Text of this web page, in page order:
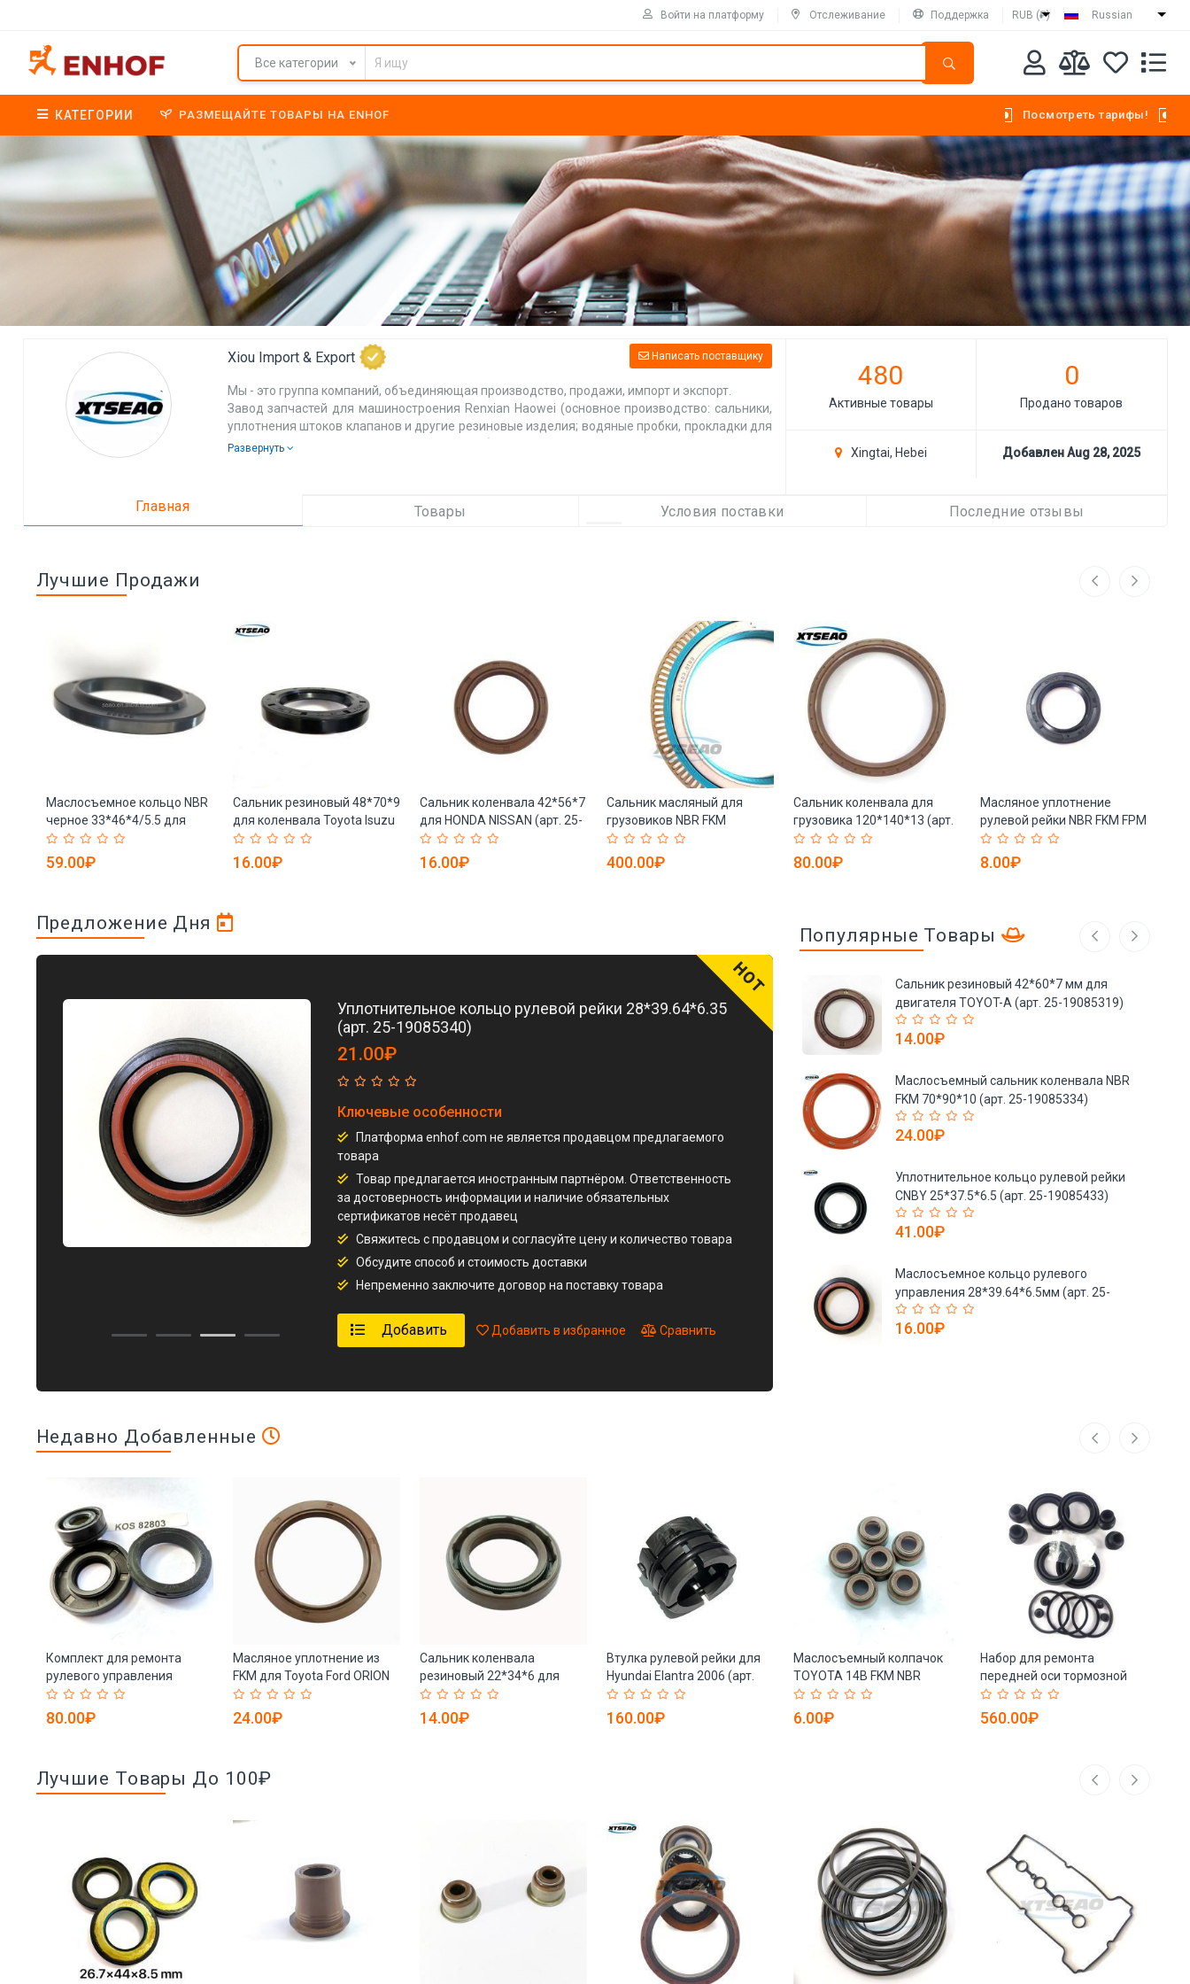
Войти на платформу Отслеживание Поддержка RUB (₽) Russian
Все категории
КАТЕГОРИИ РАЗМЕЩАЙТЕ ТОВАРЫ НА ENHOF Посмотреть тарифы!
Xiou Import & Export Написать поставщику
Мы - это группа компаний, объединяющая производство, продажи, импорт и экспорт.
Завод запчастей для машиностроения Renxian Haowei (основное производство: сальники,
уплотнения штоков клапанов и другие резиновые изделия; водяные пробки, прокладки для
штамповки и другие сопутствующие товары);
Завод автозапчастей Qinghe Lee (в основном производят авто фильтры).
Развернуть
480
Активные товары
0
Продано товаров
Xingtai, Hebei Добавлен Aug 28, 2025
Главная Товары Условия поставки Последние отзывы
Лучшие Продажи
Маслосъемное кольцо NBR
черное 33*46*4/5.5 для
Bronco 1967-1996 (арт. 25-
19085601)
59.00₽
Сальник резиновый 48*70*9
для коленвала Toyota Isuzu
(арт. 25-19085594)
16.00₽
Сальник коленвала 42*56*7
для HONDA NISSAN (арт. 25-
19085595)
16.00₽
Сальник масляный для
грузовиков NBR FKM
135x175x18 (арт. 25-
19085596)
400.00₽
Сальник коленвала для
грузовика 120*140*13 (арт.
25-19085597)
80.00₽
Масляное уплотнение
рулевой рейки NBR FKM FPM
20*30*5/6 (арт. 25-
19085598)
8.00₽
Предложение Дня
HOT
Уплотнительное кольцо рулевой рейки 28*39.64*6.35
(арт. 25-19085340)
21.00₽
Ключевые особенности
Платформа enhof.com не является продавцом предлагаемого
товара
Товар предлагается иностранным партнёром. Ответственность
за достоверность информации и наличие обязательных
сертификатов несёт продавец
Свяжитесь с продавцом и согласуйте цену и количество товара
Обсудите способ и стоимость доставки
Непременно заключите договор на поставку товара
Добавить Добавить в избранное Сравнить
Популярные Товары
Сальник коленвала ISUZ-U 4JA1 HTCR
50*68*9 (арт. 25-19085630)
Сальник резиновый 42*60*7 мм для
двигателя TOYOT-A (арт. 25-19085319)
14.00₽
Маслосъемный сальник коленвала NBR
FKM 70*90*10 (арт. 25-19085334)
24.00₽
Уплотнительное кольцо рулевой рейки
CNBY 25*37.5*6.5 (арт. 25-19085433)
41.00₽
Маслосъемное кольцо рулевого
управления 28*39.64*6.5мм (арт. 25-
19085437)
16.00₽
Недавно Добавленные
Комплект для ремонта
рулевого управления
XTSEAO KOS82803 (арт. 25-
19085757)
80.00₽
Масляное уплотнение из
FKM для Toyota Ford ORION
ESCORT (арт. 25-19085756)
24.00₽
Сальник коленвала
резиновый 22*34*6 для
авто (арт. 25-19085755)
14.00₽
Втулка рулевой рейки для
Hyundai Elantra 2006 (арт.
25-19085754)
160.00₽
Маслосъемный колпачок
TOYOTA 14B FKM NBR
6*10.8/13.6*10.3 (арт. 25-
19085753)
6.00₽
Набор для ремонта
передней оси тормозной
системы ISUZU (арт. 25-
19085752)
560.00₽
Лучшие Товары До 100₽